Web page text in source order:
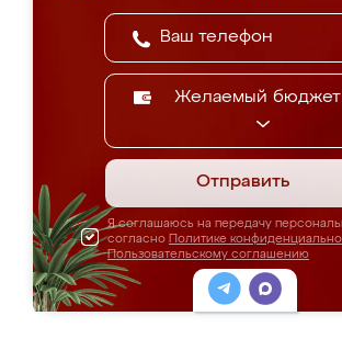
Желаемый бюджет
Отправить
Я соглашаюсь на передачу
согласно Политике
Пользовательскому соглашению